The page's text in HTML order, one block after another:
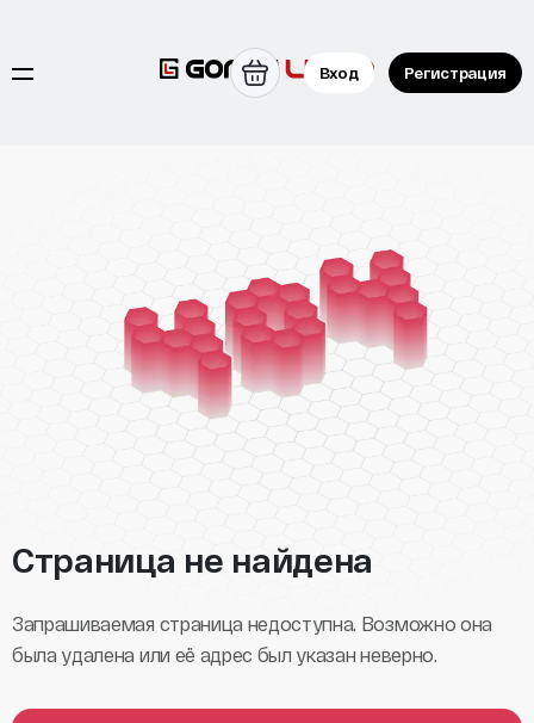
Вход Регистрация
Страница не найдена
Запрашиваемая страница недоступна. Возможно она
была удалена или её адрес был указан неверно.